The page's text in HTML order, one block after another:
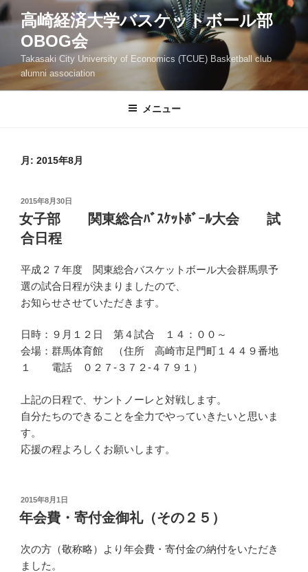
コ
ン
へ
高崎経済大学バスケットボール部
OBOG会
Takasaki City University of Economics (TCUE) Basketball club
alumni association
メニュー
月: 2015年8月
投
稿
日:
2015年8月30日
女子部 関東総合ﾊﾞｽｹｯﾄﾎﾞｰﾙ大会 試
合日程
平成２７年度 関東総合バスケットボール大会群馬県予
選の試合日程が決まりましたので、
お知らせさせていただきます。
日時：９月１２日 第４試合 １４：００～
会場：群馬体育館 （住所 高崎市足門町１４４９番地
１ 電話 ０２７-３７２-４７９１）
上記の日程で、サントノーレと対戦します。
自分たちのできることを全力でやっていきたいと思いま
す。
応援の程よろしくお願いします。
投
稿
日:
2015年8月1日
年会費・寄付金御礼（その２５）
次の方（敬称略）より年会費・寄付金の納付をいただき
ました。